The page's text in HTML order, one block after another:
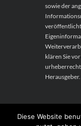
sowie der
klären Sie
Herausgeber.
Diese Website